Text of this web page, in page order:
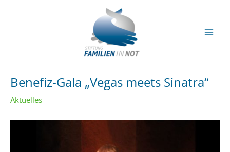
Benefiz-Gala „Vegas meets Sinatra“
Aktuelles